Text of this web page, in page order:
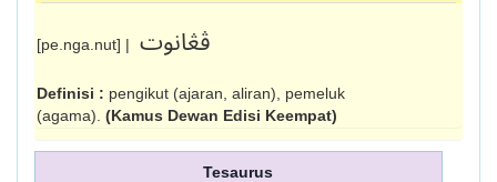
[pe.nga.nut] | ڤڠانوت
Definisi : pengikut (ajaran, aliran), pemeluk
(agama). (Kamus Dewan Edisi Keempat)
Tesaurus